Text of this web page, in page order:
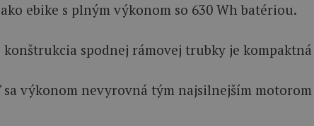
ebike s plným výkonom so 630 Wh batériou.
spodnej rámovej trubky je
výkonom nevyrovná tým najsilnejším